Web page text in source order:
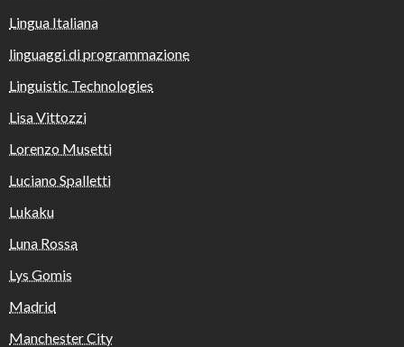
Lingua Italiana
linguaggi di programmazione
Linguistic Technologies
Lisa Vittozzi
Lorenzo Musetti
Luciano Spalletti
Lukaku
Luna Rossa
Lys Gomis
Madrid
Manchester City